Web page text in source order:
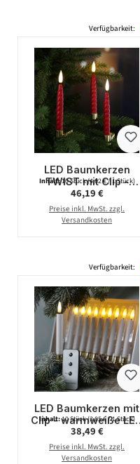
Verfügbarkeit:
LED Baumkerzen
TWIST mit Clip -
kabellos -
Fernbedienung -Timer
- für Innen - rot - 10er
Inhalt:10 Stück(4,62 € / 1 Stück)
Regulärer Preis:
46,19 €
Preise inkl. MwSt. zzgl.
Versandkosten
Verfügbarkeit:
LED Baumkerzen mit
Clip - warmweiße LED
- kabellos -
Fernbedienung -
Timer - für Innen -
Inhalt:10 Stück(3,85 € / 1 Stück)
Regulärer Preis:
38,49 €
Preise inkl. MwSt. zzgl.
Versandkosten